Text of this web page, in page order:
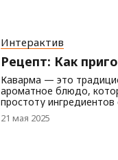
Интерактив
Рецепт: Как
Каварма — это
ароматное блюдо,
простоту
медленно
— приготовленная на
21 мая 2025